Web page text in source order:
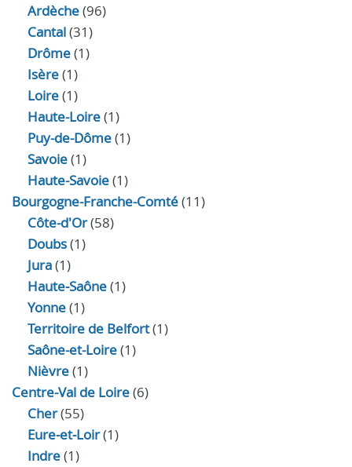
Ardèche(96)
Cantal(31)
Drôme(1)
Isère(1)
Loire(1)
Haute-Loire(1)
Puy-de-Dôme(1)
Savoie(1)
Haute-Savoie(1)
Bourgogne-Franche-Comté(11)
Côte-d'Or(58)
Doubs(1)
Jura(1)
Haute‑Saône(1)
Yonne(1)
Territoire de Belfort(1)
Saône-et-Loire(1)
Nièvre(1)
Centre-Val de Loire(6)
Cher(55)
Eure‑et‑Loir(1)
Indre(1)